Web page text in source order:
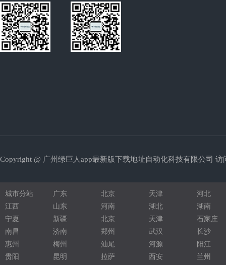
REACH认证
光学膜涂布机
发光二极管
铝型材机架
压铆螺柱
液压配件
五金压铸
Copyright @ 广州绿巨人app最新版下载地址自动化科技有限公司 访问
城市分站 广东 北京 天津
河北
江西
山东 河南 湖北
湖南
宁夏
新疆 北京 天津
石家庄
南昌
济南 郑州 武汉
长沙
惠州
梅州 汕尾 河源
阳江
贵阳
昆明 拉萨 西安 兰州